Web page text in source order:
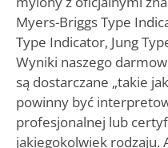
Myers-Briggs Type
Type Indicator, Jung
Wyniki naszego
są dostarczane „takie
powinny być
profesjonalnej lub
jakiegokolwiek rodzaju.